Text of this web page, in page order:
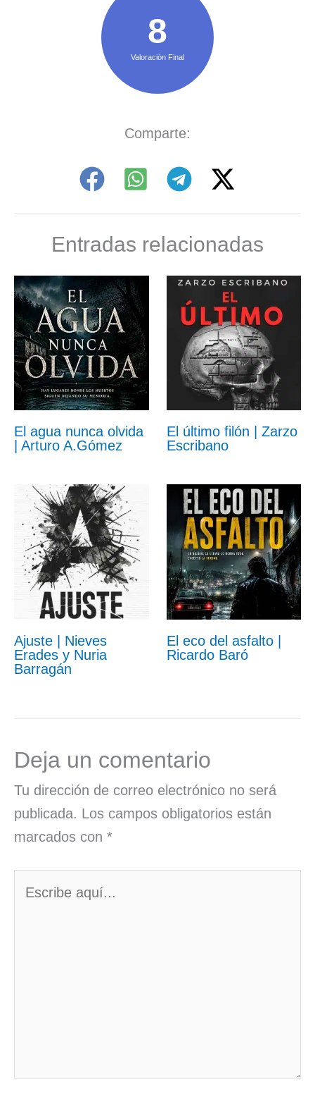
8
Valoración Final
Comparte:
Entradas relacionadas
El agua nunca olvida
| Arturo A.Gómez
El último filón | Zarzo
Escribano
Ajuste | Nieves
Erades y Nuria
Barragán
El eco del asfalto |
Ricardo Baró
Deja un comentario
Tu dirección de correo electrónico no será
publicada. Los campos obligatorios están
marcados con *